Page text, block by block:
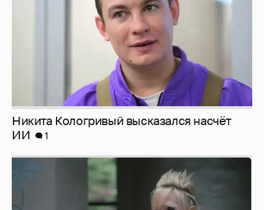
Певица Глюкоза рассказала о съёмках для
эротического журнала
3